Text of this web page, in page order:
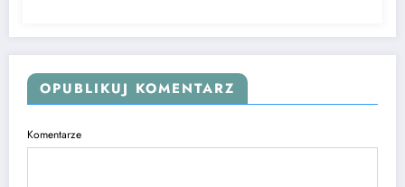
OPUBLIKUJ KOMENTARZ
Komentarze